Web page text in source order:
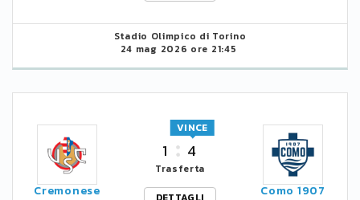
Stadio Olimpico di Torino
24 mag 2026 ore 21:45
Cremonese
1 4
VINCE
Trasferta
Como 1907